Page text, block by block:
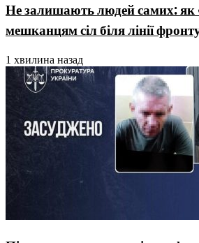
Не залишають людей самих: як
мешканцям сіл біля лінії
1 хвилина назад